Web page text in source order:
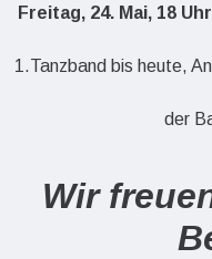
Freitag, 24. Mai, 18
1.Tanzband bis heute,
der
Wir